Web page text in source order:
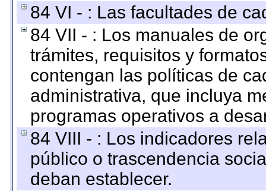
84 VI - : Las facultades de
84 VII - : Los manuales de
trámites, requisitos y
contengan las políticas de
administrativa, que incluya
programas operativos a
84 VIII - : Los indicadores
público o trascendencia
deban establecer.